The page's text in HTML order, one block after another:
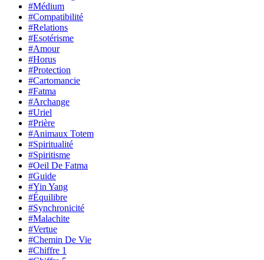
#Médium
#Compatibilité
#Relations
#Esotérisme
#Amour
#Horus
#Protection
#Cartomancie
#Fatma
#Archange
#Uriel
#Prière
#Animaux Totem
#Spiritualité
#Spiritisme
#Oeil De Fatma
#Guide
#Yin Yang
#Équilibre
#Synchronicité
#Malachite
#Vertue
#Chemin De Vie
#Chiffre 1